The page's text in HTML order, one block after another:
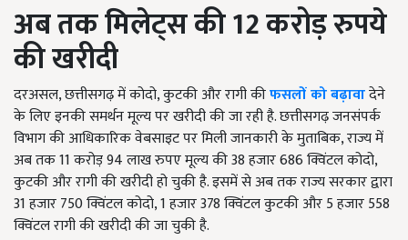
अब तक मिलेट्स की12 करोड़ रुपये
की खरीदी
दरअसल, छत्तीसगढ़ में कोदो, कुटकी और रागी कीफसलों को बढ़ावादेने
के लिए इनकी समर्थन मूल्य पर खरीदी की जा रही है. छत्तीसगढ़ जनसंपर्क
विभाग की आधिकारिक वेबसाइट पर मिली जानकारी के मुताबिक, राज्य में
अब तक 11 करोड़ 94 लाख रुपए मूल्य की 38 हजार 686 क्विंटल कोदो,
कुटकी और रागी की खरीदी हो चुकी है. इसमें से अब तक राज्य सरकार द्वारा
31 हजार 750 क्विंटल कोदो, 1 हजार 378 क्विंटल कुटकी और 5 हजार 558
क्विंटल रागी की खरीदी की जा चुकी है.